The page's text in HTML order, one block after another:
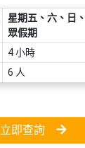
星期五、六、日
眾假期
4 小時
6 人
立即查詢